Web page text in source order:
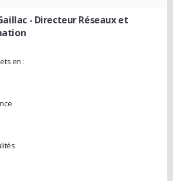
- Directeur Réseaux et
en :